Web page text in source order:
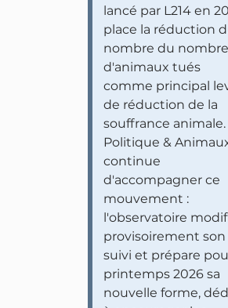
lancé par L214 en
place la réduction
nombre du nombre
d'animaux tués
comme principal
de réduction de la
souffrance animale.
Politique &
continue
d'accompagner ce
mouvement :
l'observatoire
provisoirement son
suivi et prépare
printemps 2026 sa
nouvelle forme,